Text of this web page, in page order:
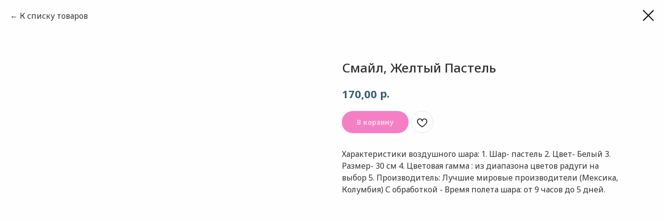
К списку товаров
Смайл, Желтый Пастель
170,00 р.
В корзину
Характеристики воздушного шара: 1. Шар- пастель 2. Цвет- Белый 3.
Размер- 30 см 4. Цветовая гамма : из диапазона цветов радуги на
выбор 5. Производитель: Лучшие мировые производители (Мексика,
Колумбия) С обработкой - Время полета шара: от 9 часов до 5 дней.